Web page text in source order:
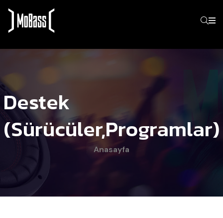
Destek
(Sürücüler,programlar)
Anasayfa